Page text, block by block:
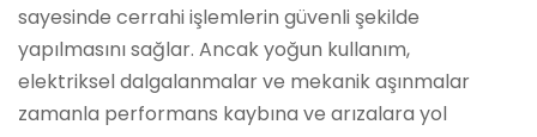
sayesinde cerrahi işlemlerin güvenli şekilde
yapılmasını sağlar. Ancak yoğun kullanım,
elektriksel dalgalanmalar ve mekanik aşınmalar
zamanla performans kaybına ve arızalara yol